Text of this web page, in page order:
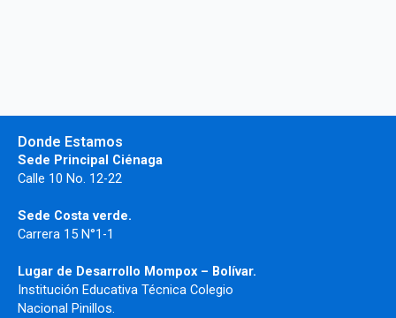
Donde Estamos
Sede Principal Ciénaga
Calle 10 No. 12-22
Sede Costa verde.
Carrera 15 N°1-1
Lugar de Desarrollo Mompox – Bolívar.
Institución Educativa Técnica Colegio
Nacional Pinillos.